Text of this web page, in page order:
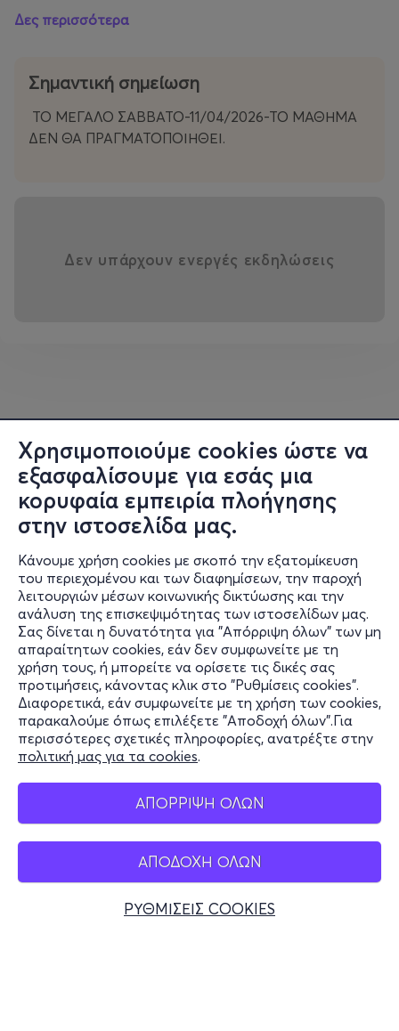
Χρησιμοποιούμε cookies ώστε να
εξασφαλίσουμε για εσάς μια
κορυφαία εμπειρία πλοήγησης
στην ιστοσελίδα μας.
Κάνουμε χρήση cookies με σκοπό την εξατομίκευση
του περιεχομένου και των διαφημίσεων, την παροχή
λειτουργιών μέσων κοινωνικής δικτύωσης και την
ανάλυση της επισκεψιμότητας των ιστοσελίδων μας.
Σας δίνεται η δυνατότητα για "Απόρριψη όλων" των μη
απαραίτητων cookies, εάν δεν συμφωνείτε με τη
χρήση τους, ή μπορείτε να ορίσετε τις δικές σας
προτιμήσεις, κάνοντας κλικ στο "Ρυθμίσεις cookies".
Διαφορετικά, εάν συμφωνείτε με τη χρήση των cookies,
παρακαλούμε όπως επιλέξετε "Αποδοχή όλων".Για
περισσότερες σχετικές πληροφορίες, ανατρέξτε στην
πολιτική μας για τα cookies.
ΑΠΟΡΡΙΨΗ ΟΛΩΝ
ΑΠΟΔΟΧΗ ΟΛΩΝ
ΡΥΘΜΙΣΕΙΣ COOKIES
ανάπτυξης, ενσυναίσθησης και δημιουργικής
Η συμμετοχή σε μια χορωδία προσφέρει πολύ
αυτοπεποίθηση, προσφέρει συναισθηματική
αποφόρτιση και ανοίγει δρόμους επικοινωνίας πέρα
Μηνιαίο κόστος συμμετοχής:50€
Στο τηλεφωνικό κέντρο του Κέντρου Πολιτισμού
«Ελληνικός Κόσμος»: 212 254 0000
Στην Υποδοχή του Κέντρου Πολιτισμού
«Ελληνικός Κόσμος» (Πειραιώς 254, Ταύρος)
Στην ηλεκτρονική διεύθυνση:paidiki-
xorodia.hellenic-cosmos.gr
Δες περισσότερα
Σημαντική σημείωση
ΤΟ ΜΕΓΑΛΟ ΣΑΒΒΑΤΟ-11/04/2026-ΤΟ ΜΑΘΗΜΑ
ΔΕΝ ΘΑ ΠΡΑΓΜΑΤΟΠΟΙΗΘΕΙ.
Δεν υπάρχουν ενεργές εκδηλώσεις
Πληροφορίες
Υποστήριξη
Stay Connected
Mobile app